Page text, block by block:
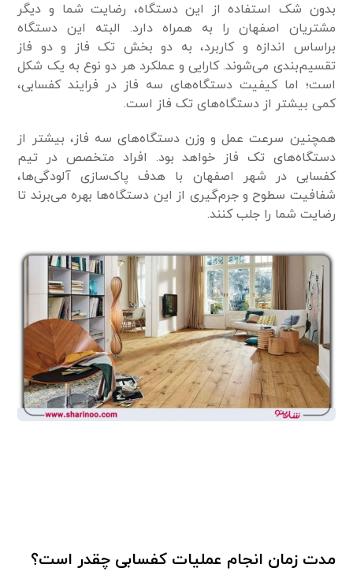
بدون شک استفاده از این دستگاه، رضایت شما و دیگر
مشتریان اصفهان را به همراه دارد. البته این دستگاه
براساس اندازه و کاربرد، به دو بخش تک فاز و دو فاز
تقسیم‌بندی می‌شوند. کارایی و عملکرد هر دو نوع به یک شکل
است؛ اما کیفیت دستگاه‌های سه فاز در فرایند کفسابی،
کمی بیشتر از دستگاه‌های تک فاز است.
همچنین سرعت عمل و وزن دستگاه‌های سه فاز، بیشتر از
دستگاه‌های تک فاز خواهد بود. افراد متخصص در تیم
کفسابی در شهر اصفهان با هدف پاک‌سازی آلودگی‌ها،
شفافیت سطوح و جرم‌گیری از این دستگاه‌ها بهره می‌برند تا
رضایت شما را جلب کنند.
مدت زمان انجام عملیات کفسابی چقدر است؟